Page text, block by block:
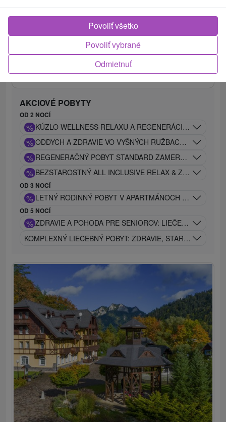
prírode Kúpele Vyšné Ružbachy ležia na východnom
Slovensku, na rozhraní...
ZOBRAZIŤ
AKCIOVÉ POBYTY
OD 2 NOCÍ
% KÚZLO WELLNESS RELAXU A REGENERÁCIA V
% ODDYCH A ZDRAVIE VO VYŠNÝCH RUŽBACHOCH:
% REGENERAČNÝ POBYT STANDARD ZAMERANÝ NA
% BEZSTAROSTNÝ ALL INCLUSIVE RELAX & ZÁŽITKY V
OD 3 NOCÍ
% LETNÝ RODINNÝ POBYT V APARTMÁNOCH S
OD 5 NOCÍ
% ZDRAVIE A POHODA PRE SENIOROV: LIEČEBNÝ RELAX
KOMPLEXNÝ LIEČEBNÝ POBYT: ZDRAVIE,
Odmietnuť
Povoliť vybrané
Povoliť všetko